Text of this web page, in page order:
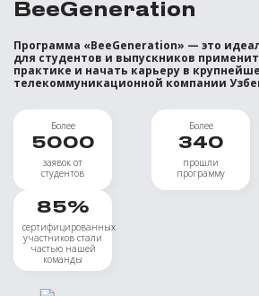
BeeGeneration
Программа «BeeGeneration» — это
для студентов и выпускников
практике и начать карьеру в
телекоммуникационной компании
Более
5000
заявок от
студентов
Более
340
прошли
программу
85%
сертифицированных
участников стали
частью нашей
команды